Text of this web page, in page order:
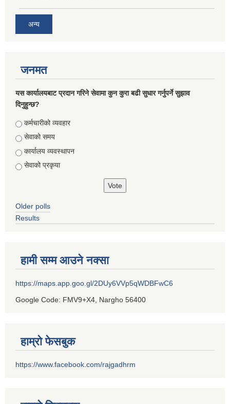
अन्य
जनमत
यस कार्यालयबाट प्रदान गरिने सेवामा कुन कुरा बढी सुधार गर्नुपर्ने सुझाव
दिनुहुन्छ?
Choices
कर्मचारीको व्यवहार
सेवाको समय
कार्यालय व्यवस्थापन
सेवाको प्रकृया
Older polls
Results
हामी सम्म आउने नक्सा
https://maps.app.goo.gl/2DUy6VVp5qWDBFwC6
Google Code: FMV9+X4, Nargho 56400
हाम्रो फेसबुक
https://www.facebook.com/rajgadhrm